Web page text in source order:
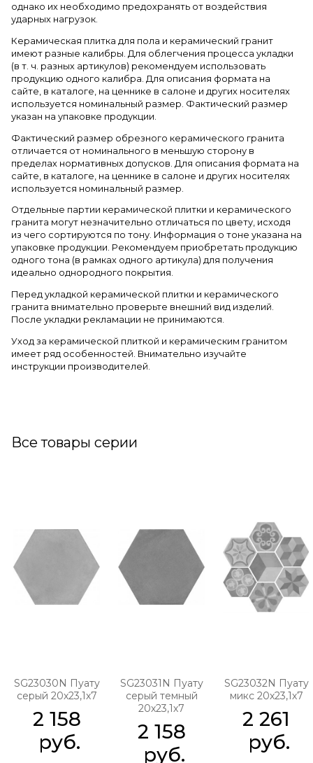
однако их необходимо предохранять от воздействия
ударных нагрузок.
Керамическая плитка для пола и керамический гранит
имеют разные калибры. Для облегчения процесса укладки
(в т. ч. разных артикулов) рекомендуем использовать
продукцию одного калибра. Для описания формата на
сайте, в каталоге, на ценнике в салоне и других носителях
используется номинальный размер. Фактический размер
указан на упаковке продукции.
Фактический размер обрезного керамического гранита
отличается от номинального в меньшую сторону в
пределах нормативных допусков. Для описания формата на
сайте, в каталоге, на ценнике в салоне и других носителях
используется номинальный размер.
Отдельные партии керамической плитки и керамического
гранита могут незначительно отличаться по цвету, исходя
из чего сортируются по тону. Информация о тоне указана на
упаковке продукции. Рекомендуем приобретать продукцию
одного тона (в рамках одного артикула) для получения
идеально однородного покрытия.
Перед укладкой керамической плитки и керамического
гранита внимательно проверьте внешний вид изделий.
После укладки рекламации не принимаются.
Уход за керамической плиткой и керамическим гранитом
имеет ряд особенностей. Внимательно изучайте
инструкции производителей.
Все товары серии
SG23030N Пуату
серый 20х23,1х7
2 158
руб.
SG23031N Пуату
серый темный
20х23,1х7
2 158
руб.
SG23032N Пуату
микс 20х23,1х7
2 261
руб.